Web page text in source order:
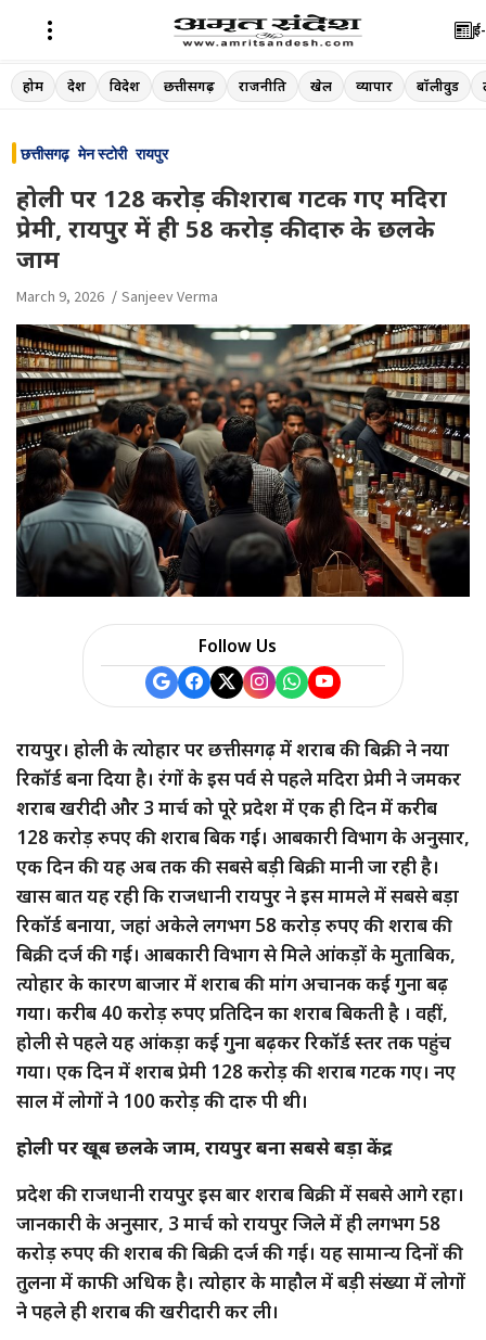
Skip
to
होम देश विदेश छत्तीसगढ़ राजनीति खेल व्यापार बॉलीवुड
छत्तीसगढ़ मेन स्टोरी रायपुर
होली पर 128 करोड़ की शराब गटक गए मदिरा
प्रेमी, रायपुर में ही 58 करोड़ की दारु के छलके
जाम
March 9, 2026 Sanjeev Verma
Follow Us
रायपुर। होली के त्योहार पर छत्तीसगढ़ में शराब की बिक्री ने नया
रिकॉर्ड बना दिया है। रंगों के इस पर्व से पहले मदिरा प्रेमी ने जमकर
शराब खरीदी और 3 मार्च को पूरे प्रदेश में एक ही दिन में करीब
128 करोड़ रुपए की शराब बिक गई। आबकारी विभाग के अनुसार,
एक दिन की यह अब तक की सबसे बड़ी बिक्री मानी जा रही है।
खास बात यह रही कि राजधानी रायपुर ने इस मामले में सबसे बड़ा
रिकॉर्ड बनाया, जहां अकेले लगभग 58 करोड़ रुपए की शराब की
बिक्री दर्ज की गई। आबकारी विभाग से मिले आंकड़ों के मुताबिक,
त्योहार के कारण बाजार में शराब की मांग अचानक कई गुना बढ़
गया। करीब 40 करोड़ रुपए प्रतिदिन का शराब बिकती है । वहीं,
होली से पहले यह आंकड़ा कई गुना बढ़कर रिकॉर्ड स्तर तक पहुंच
गया। एक दिन में शराब प्रेमी 128 करोड़ की शराब गटक गए। नए
साल में लोगों ने 100 करोड़ की दारु पी थी।
होली पर खूब छलके जाम, रायपुर बना सबसे बड़ा केंद्र
प्रदेश की राजधानी रायपुर इस बार शराब बिक्री में सबसे आगे रहा।
जानकारी के अनुसार, 3 मार्च को रायपुर जिले में ही लगभग 58
करोड़ रुपए की शराब की बिक्री दर्ज की गई। यह सामान्य दिनों की
तुलना में काफी अधिक है। त्योहार के माहौल में बड़ी संख्या में लोगों
ने पहले ही शराब की खरीदारी कर ली।